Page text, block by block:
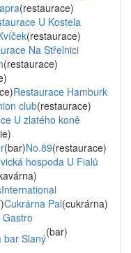
(restaurace)
U Kostela
(restaurace)
Na Střelnici
(restaurace)
Restaurace Hamburk
club(restaurace)
U zlatého koně
(bar)No.89(restaurace)
hospoda U Fialů
Cukrárna Pal(cukrárna)
Gastro
bar Slaný(bar)